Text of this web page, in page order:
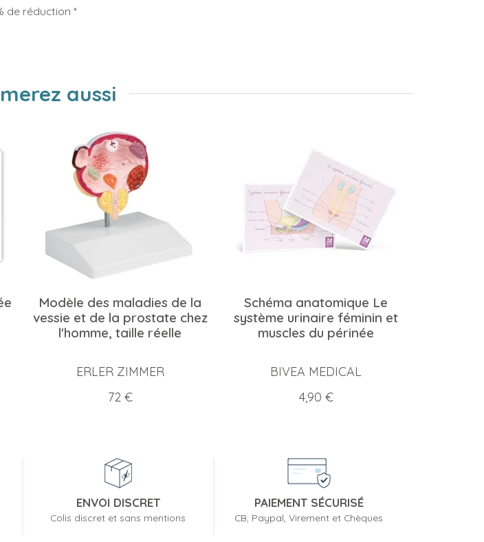
de réduction *
aussi
Modèle des maladies de la
vessie et de la prostate chez
l'homme, taille réelle
ERLER ZIMMER
Prix
72 €
Schéma anatomique Le
système urinaire féminin et
muscles du périnée
BIVEA MEDICAL
Prix
4,90 €
ENVOI DISCRET
Colis discret et sans mentions
PAIEMENT SÉCURISÉ
CB, Paypal, Virement et Chèques